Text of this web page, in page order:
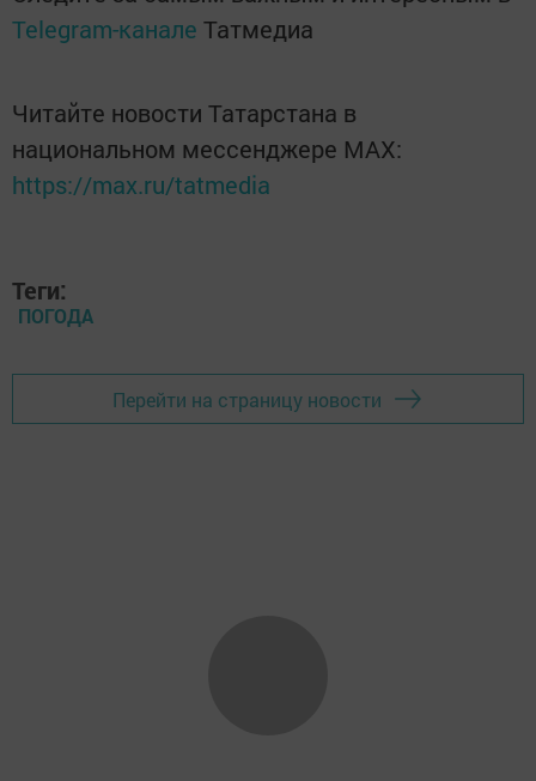
Telegram-канале Татмедиа
Читайте новости Татарстана в
национальном мессенджере MАХ:
https://max.ru/tatmedia
Теги:
ПОГОДА
Перейти на страницу новости